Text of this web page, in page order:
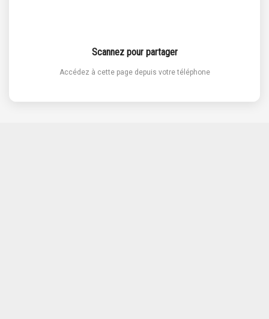
Scannez pour partager
Accédez à cette page depuis votre téléphone